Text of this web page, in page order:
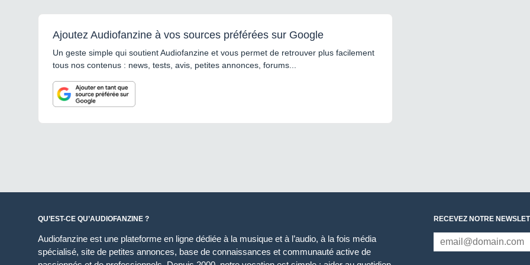
Ajoutez Audiofanzine à vos sources préférées sur Google
Un geste simple qui soutient Audiofanzine et vous permet de retrouver plus facilement
tous nos contenus : news, tests, avis, petites annonces, forums...
QU’EST-CE QU’AUDIOFANZINE ?
Audiofanzine est une plateforme en ligne dédiée à la musique et à l’audio, à la fois média
spécialisé, site de petites annonces, base de connaissances et communauté active de
RECEVEZ NOTRE